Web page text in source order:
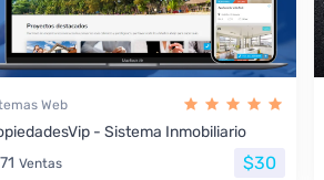
Web
- Sistema Inmobiliario
71 Ventas $30